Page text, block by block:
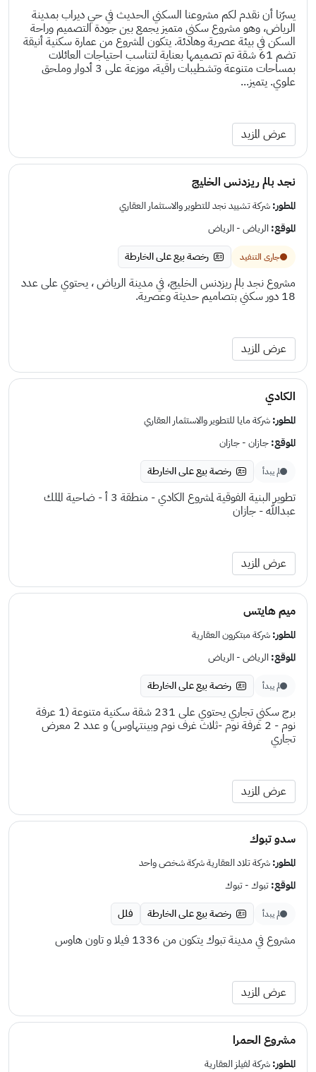
يسرّنا أن نقدم لكم مشروعنا السكني الحديث في حي ديراب بمدينة
الرياض، وهو مشروع سكني متميز يجمع بين جودة التصميم وراحة
السكن في بيئة عصرية وهادئة. يتكون المشروع من عمارة سكنية أنيقة
تضم 61 شقة تم تصميمها بعناية لتناسب احتياجات العائلات
بمساحات متنوعة وتشطيبات راقية، موزعة على 3 أدوار وملحق
علوي. يتميز...
عرض المزيد
نجد بالم ريزدنس الخليج
المطور:شركة تشييد نجد للتطوير والاستثمار العقاري
الموقع: الرياض - الرياض
جارى التنفيد رخصة بيع على الخارطة
مشروع نجد بالم ريزدنس الخليج، في مدينة الرياض ، يحتوي على عدد
18 دور سكني بتصاميم حديثة وعصرية.
عرض المزيد
الكادي
المطور:شركة مايا للتطوير والاستثمار العقاري
الموقع:جازان - جازان
لم يبدأ رخصة بيع على الخارطة
تطوير البنية الفوقية لمشروع الكادي - منطقة 3 أ - ضاحية الملك
عبدالله - جازان
عرض المزيد
ميم هايتس
المطور:شركة مبتكرون العقارية
الموقع: الرياض - الرياض
لم يبدأ رخصة بيع على الخارطة
برج سكني تجاري يحتوي على 231 شقة سكنية متنوعة (1 عرفة
نوم - 2 غرفة نوم -ثلاث غرف نوم وبينتهاوس) و عدد 2 معرض
تجاري
عرض المزيد
سدو تبوك
المطور:شركة تلاد العقارية شركة شخص واحد
الموقع:تبوك - تبوك
لم يبدأ رخصة بيع على الخارطة فلل
مشروع في مدينة تبوك يتكون من 1336 فيلا و تاون هاوس
عرض المزيد
مشروع الحمرا
المطور:شركة لفيلز العقارية